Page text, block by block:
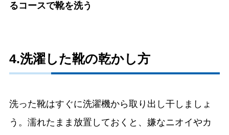
るコースで靴を洗う
4.洗濯した靴の乾かし方
洗った靴はすぐに洗濯機から取り出し干しましょ
う。濡れたまま放置しておくと、嫌なニオイやカ